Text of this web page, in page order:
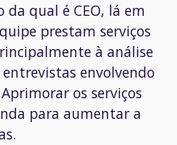
da qual é CEO, lá em
prestam serviços
à análise
envolvendo
os serviços
para aumentar a